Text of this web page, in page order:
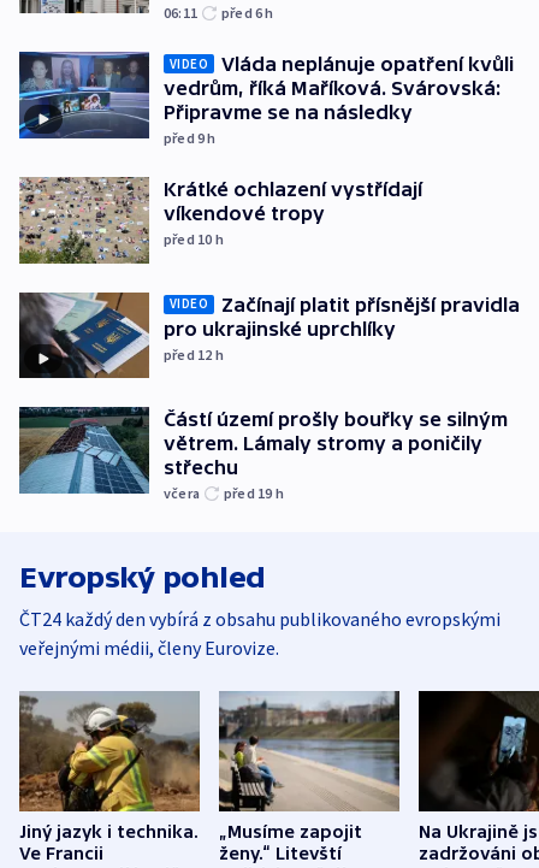
06:11 před 6h
VIDEO
Vláda neplánuje opatření kvůli
vedrům, říká Maříková. Svárovská:
Připravme se na následky
před 9h
Krátké ochlazení vystřídají
víkendové tropy
před 10 h
VIDEO
Začínají platit přísnější pravidla
pro ukrajinské uprchlíky
před 12 h
Částí území prošly bouřky se silným
větrem. Lámaly stromy a poničily
střechu
včera před 19 h
Evropský pohled
ČT24 každý den vybírá z obsahu publikovaného evropskými
veřejnými médii, členy Eurovize.
Jiný jazyk i technika.
Ve Francii
„Musíme zapojit
ženy.“ Litevští
Na Ukrajině
zadržováni